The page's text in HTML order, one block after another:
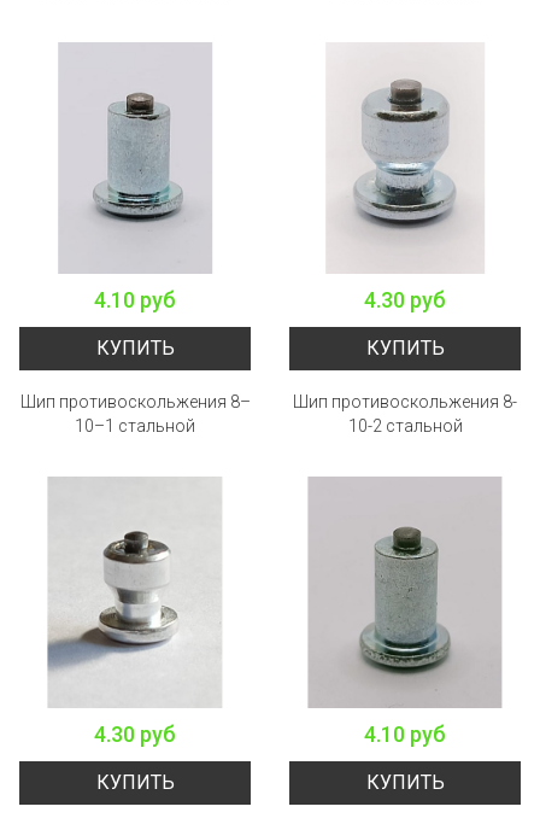
4.10 руб
КУПИТЬ
Шип противоскольжения 8–
10–1 стальной
4.30 руб
КУПИТЬ
Шип противоскольжения 8-
10-2 стальной
4.30 руб
КУПИТЬ
4.10 руб
КУПИТЬ